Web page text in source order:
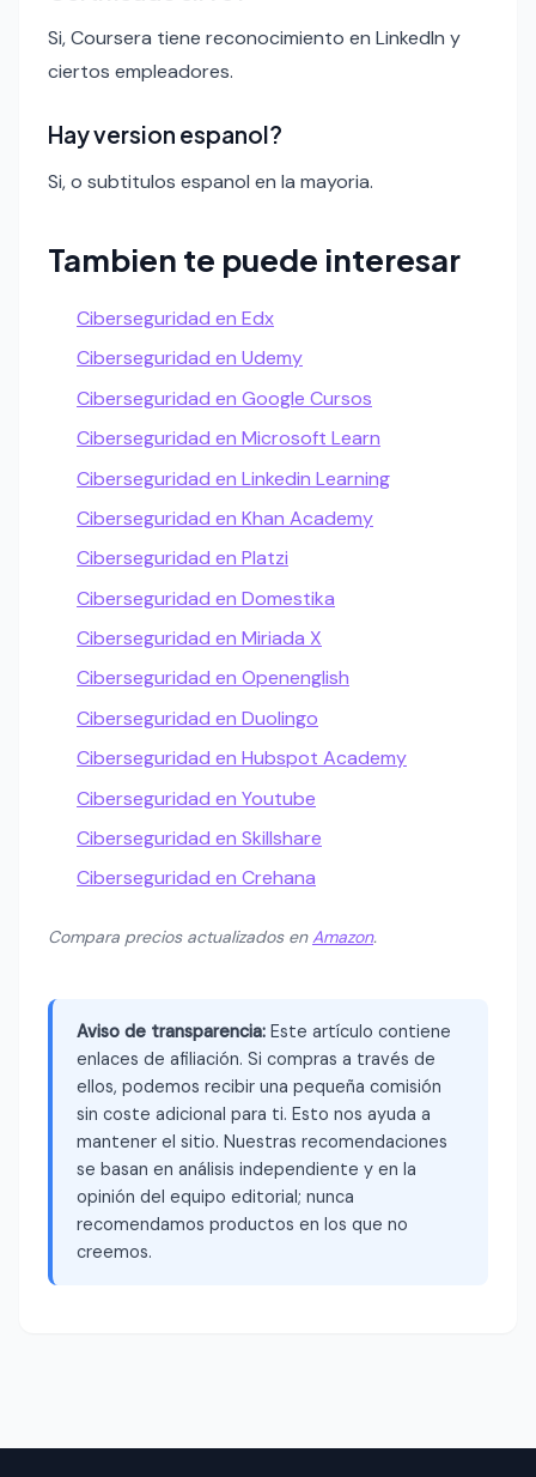
Si, Coursera tiene reconocimiento en LinkedIn y
ciertos empleadores.
Hay version espanol?
Si, o subtitulos espanol en la mayoria.
Tambien te puede interesar
Ciberseguridad en Edx
Ciberseguridad en Udemy
Ciberseguridad en Google Cursos
Ciberseguridad en Microsoft Learn
Ciberseguridad en Linkedin Learning
Ciberseguridad en Khan Academy
Ciberseguridad en Platzi
Ciberseguridad en Domestika
Ciberseguridad en Miriada X
Ciberseguridad en Openenglish
Ciberseguridad en Duolingo
Ciberseguridad en Hubspot Academy
Ciberseguridad en Youtube
Ciberseguridad en Skillshare
Ciberseguridad en Crehana
Compara precios actualizados enAmazon.
Aviso de transparencia: Este artículo contiene
enlaces de afiliación. Si compras a través de
ellos, podemos recibir una pequeña comisión
sin coste adicional para ti. Esto nos ayuda a
mantener el sitio. Nuestras recomendaciones
se basan en análisis independiente y en la
opinión del equipo editorial; nunca
recomendamos productos en los que no
creemos.